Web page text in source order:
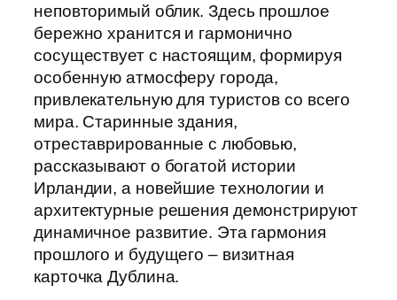
неповторимый облик. Здесь прошлое
бережно хранится и гармонично
сосуществует с настоящим, формируя
особенную атмосферу города,
привлекательную для туристов со всего
мира. Старинные здания,
отреставрированные с любовью,
рассказывают о богатой истории
Ирландии, а новейшие технологии и
архитектурные решения демонстрируют
динамичное развитие. Эта гармония
прошлого и будущего – визитная
карточка Дублина.